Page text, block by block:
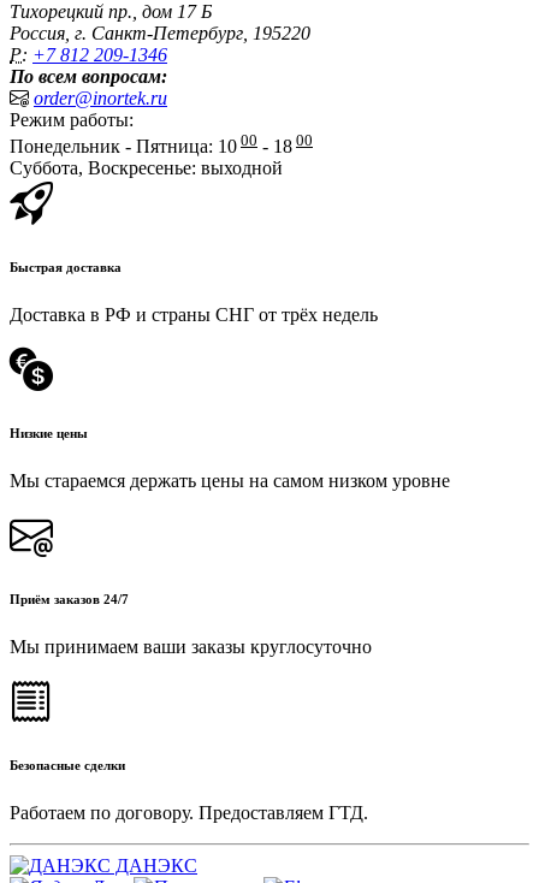
Тихорецкий пр., дом 17 Б
Россия, г. Санкт-Петербург, 195220
P: +7 812 209-1346
По всем вопросам:
order@inortek.ru
Режим работы:
Понедельник - Пятница: 10 00 - 18 00
Суббота, Воскресенье: выходной
Быстрая доставка
Доставка в РФ и страны СНГ от трёх недель
Низкие цены
Мы стараемся держать цены на самом низком уровне
Приём заказов 24/7
Мы принимаем ваши заказы круглосуточно
Безопасные сделки
Работаем по договору. Предоставляем ГТД.
ДАНЭКС